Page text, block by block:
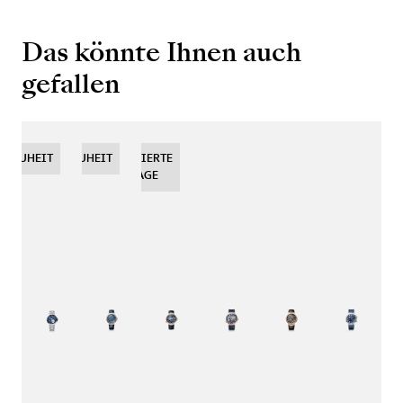
Das könnte Ihnen auch
gefallen
NEUHEIT NEUHEIT
NEUHEIT
LIMITIERTE
AUFLAGE